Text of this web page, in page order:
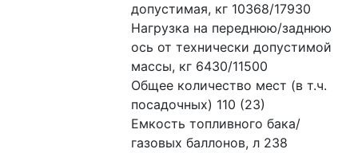
допустимая, кг 10368/17930
Нагрузка на переднюю/заднюю
ось от технически допустимой
массы, кг 6430/11500
Общее количество мест (в т.ч.
посадочных) 110 (23)
Емкость топливного бака/
газовых баллонов, л 238